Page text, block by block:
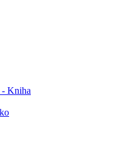
- Kniha